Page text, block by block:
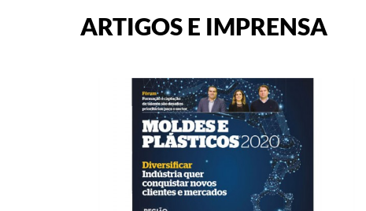
ARTIGOS E IMPRENSA